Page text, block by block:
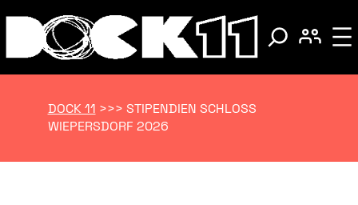
DOCK 11 >>> STIPENDIEN SCHLOSS
WIEPERSDORF 2026